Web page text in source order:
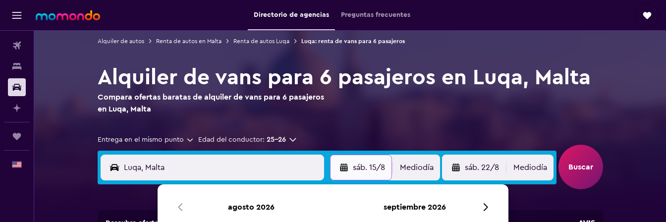
Directorio de agencias Preguntas frecuentes
Alquiler de autos Renta de autos en Malta Renta de autos Luqa Luqa: renta de vans para 6 pasajeros
Alquiler de vans para 6 pasajeros en Luqa, Malta
Compara ofertas baratas de alquiler de vans para 6 pasajeros
en Luqa, Malta
Entrega en el mismo punto Edad del conductor: 25-26
sáb. 15/8 Mediodía sáb. 22/8 Mediodía Buscar
agosto 2026 septiembre 2026